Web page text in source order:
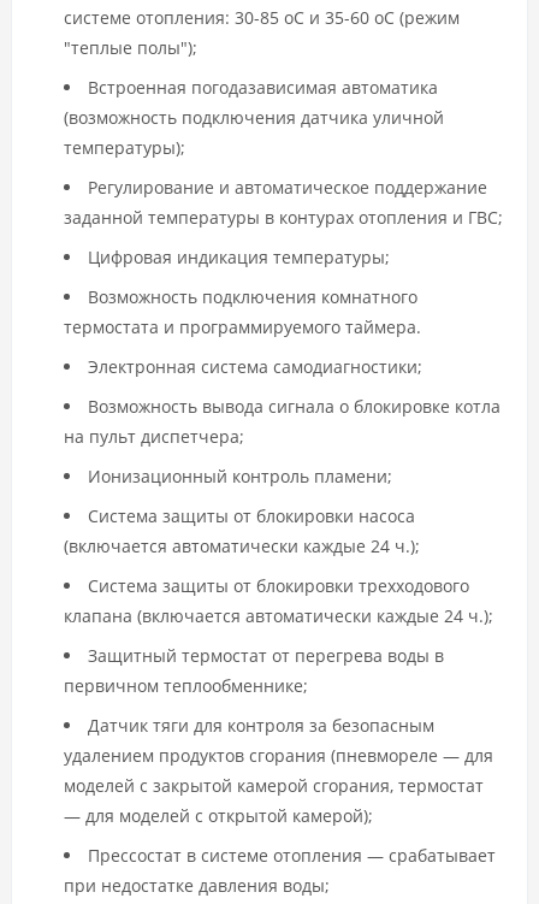
системе отопления: 30-85 оС и 35-60 оС (режим
"теплые полы");
Встроенная погодазависимая автоматика
(возможность подключения датчика уличной
температуры);
Регулирование и автоматическое поддержание
заданной температуры в контурах отопления и ГВС;
Цифровая индикация температуры;
Возможность подключения комнатного
термостата и программируемого таймера.
Электронная система самодиагностики;
Возможность вывода сигнала о блокировке котла
на пульт диспетчера;
Ионизационный контроль пламени;
Система защиты от блокировки насоса
(включается автоматически каждые 24 ч.);
Система защиты от блокировки трехходового
клапана (включается автоматически каждые 24 ч.);
Защитный термостат от перегрева воды в
первичном теплообменнике;
Датчик тяги для контроля за безопасным
удалением продуктов сгорания (пневмореле — для
моделей с закрытой камерой сгорания, термостат
— для моделей с открытой камерой);
Прессостат в системе отопления — срабатывает
при недостатке давления воды;